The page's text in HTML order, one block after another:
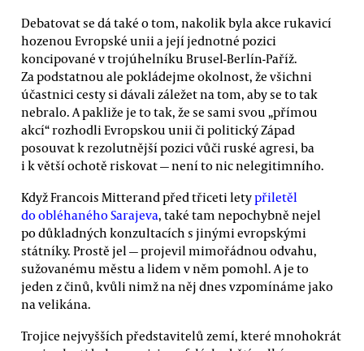
Debatovat se dá také o tom, nakolik byla akce rukavicí
hozenou Evropské unii a její jednotné pozici
koncipované v trojúhelníku Brusel-Berlín-Paříž.
Za podstatnou ale pokládejme okolnost, že všichni
účastnici cesty si dávali záležet na tom, aby se to tak
nebralo. A pakliže je to tak, že se sami svou „přímou
akcí“ rozhodli Evropskou unii či politický Západ
posouvat k rezolutnější pozici vůči ruské agresi, ba
i k větší ochotě riskovat — není to nic nelegitimního.
Když Francois Mitterand před třiceti letypřiletěl
do obléhaného Sarajeva, také tam nepochybně nejel
po důkladných konzultacích s jinými evropskými
státníky. Prostě jel — projevil mimořádnou odvahu,
sužovanému městu a lidem v něm pomohl. A je to
jeden z činů, kvůli nimž na něj dnes vzpomínáme jako
na velikána.
Trojice nejvyšších představitelů zemí, které mnohokrát